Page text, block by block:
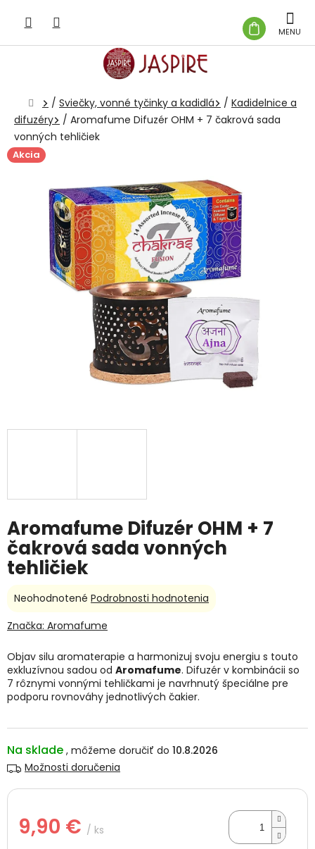
obsah
KOŠÍK
Domov
/ Sviečky, vonné tyčinky a kadidlá / Kadidelnice a
difuzéry
/ Aromafume Difuzér OHM + 7 čakrová sada
vonných tehličiek
Akcia
Aromafume Difuzér OHM + 7
čakrová sada vonných
tehličiek
Na sklade
10.8.2026
Možnosti doručenia
9,90 € / ks
Objav silu aromaterapie a harmonizuj svoju energiu s touto
exkluzívnou sadou od Aromafume. Difuzér v kombinácii so
7 rôznymi vonnými tehličkami je navrhnutý špeciálne pre
podporu rovnováhy jednotlivých čakier.
Priemerné
produktu
0,0
z
5
hviezdičiek.
Neohodnotené Podrobnosti hodnotenia
Značka: Aromafume